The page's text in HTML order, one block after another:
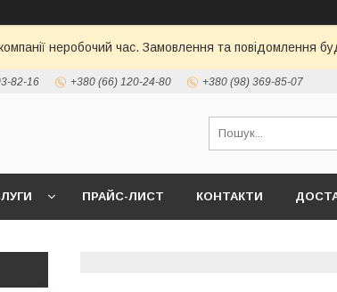
неробочий час. Замовлення та повідомлення
82-16 +380 (66) 120-24-80 +380 (98) 369-85-07
ПРАЙС-ЛИСТ КОНТАКТИ